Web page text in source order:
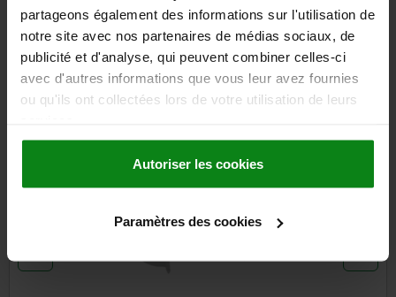
partageons également des informations sur l'utilisation de
notre site avec nos partenaires de médias sociaux, de
publicité et d'analyse, qui peuvent combiner celles-ci
avec d'autres informations que vous leur avez fournies
ou qu'ils ont collectées lors de votre utilisation de leurs
Autoriser les cookies
Paramètres des cookies
TÉLÉCHARGEMENTS
D'autres clients ont
également acheté
NOUVEAU